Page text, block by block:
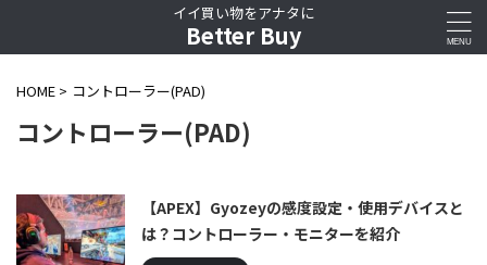
イイ買い物をアナタに
Better Buy
HOME > コントローラー(PAD)
コントローラー(PAD)
【APEX】Gyozeyの感度設定・使用デバイスと
は？コントローラー・モニターを紹介